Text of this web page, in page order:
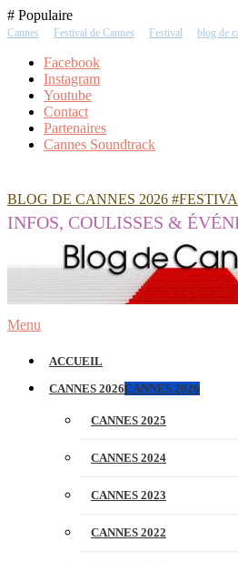
Skip
To
# Populaire
Cannes Festival de Cannes Festival blog de
Facebook
Instagram
Youtube
Contact
Partenaires
Cannes Soundtrack
BLOG DE CANNES 2026
INFOS, COULISSES &
Menu
ACCUEIL
CANNES 2026CANNES 2026
CANNES 2025
CANNES 2024
CANNES 2023
CANNES 2022